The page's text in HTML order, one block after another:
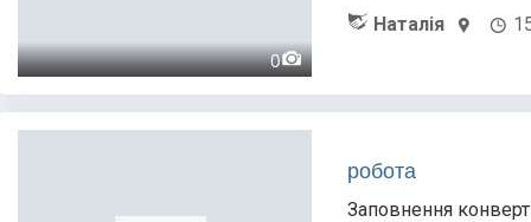
0
Наталія
робота
Заповнення